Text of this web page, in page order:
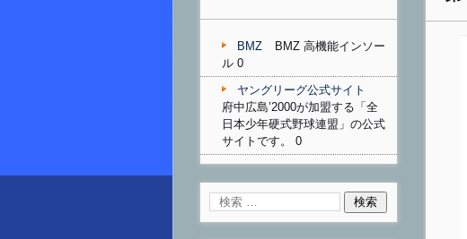
BMZ
BMZ 高機能インソー
ル 0
ヤングリーグ公式サイト
府中広島’2000が加盟する「全
日本少年硬式野球連盟」の公式
サイトです。 0